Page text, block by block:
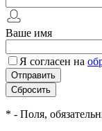
Ваше имя
Я согласен на
* - Поля,